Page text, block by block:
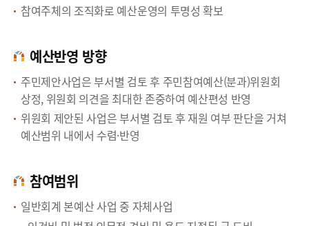
참여주체의 조직화로 예산운영의 투명성 확보
예산반영 방향
주민제안사업은 부서별 검토 후 주민참여예산(분과)위원회
상정, 위원회 의견을 최대한 존중하여 예산편성 반영
위원회 제안된 사업은 부서별 검토 후 재원 여부 판단을 거쳐
예산범위 내에서 수렴·반영
참여범위
일반회계 본예산 사업 중 자체사업